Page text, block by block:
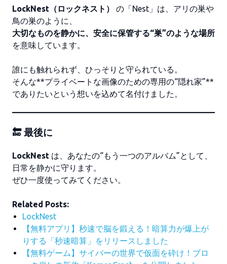
LockNest（ロックネスト）
の「Nest」は、アリの巣や
鳥の巣のように、
大切なものを静かに、安全に保管する“巣”のような場所
を意味しています。
誰にも触れられず、ひっそりと守られている。
そんな**プライベートな画像のための専用の“隠れ家”**
でありたいという想いを込めて名付けました。
🔚 最後に
LockNest は、あなたの“もう一つのアルバム”として、
日常を静かに守ります。
ぜひ一度使ってみてください。
Related Posts:
LockNest
【無料アプリ】秒速で脳を鍛える！暗算力が爆上が
りする「秒速暗算」をリリースしました
【無料ゲーム】サイバーの世界で仮面を砕け！ブロ